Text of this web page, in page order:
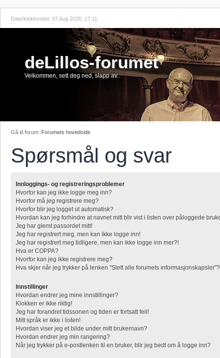
Dato/klokkeslett: 07 Aug 2026, 17:11
deLillos-forumet
Velkommen, sett deg ned, slapp av..
Gå til forum: Forumets hovedside
Spørsmål og svar
Innloggings- og registreringsproblemer
Hvorfor kan jeg ikke logge meg inn?
Hvorfor må jeg registrere meg?
Hvorfor blir jeg logget ut automatisk?
Hvordan kan jeg forhindre at navnet mitt blir vist i listen over påloggede
Jeg har glemt passordet mitt!
Jeg har registrert meg, men kan ikke logge inn!
Jeg har registrert meg tidligere, men kan ikke logge inn mer?!
Hva er COPPA?
Hvorfor kan jeg ikke registrere meg?
Hva skjer når jeg trykker på lenken "Slett alle forumets informasjonskapsler"?
Innstillinger
Hvordan endrer jeg mine innstillinger?
Klokken er ikke riktig!
Jeg har forandret tidssonen og tiden er fortsatt feil!
Mitt språk er ikke i listen!
Hvordan viser jeg et bilde under mitt brukernavn?
Hvordan endrer jeg min rangering?
Når jeg trykker på e-postlenken til en bruker, blir jeg bedt om å logge inn?